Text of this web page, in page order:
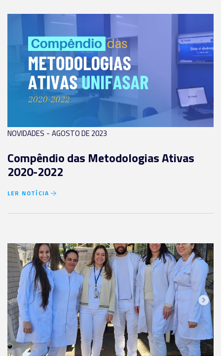
NOVIDADES - AGOSTO DE 2023
Compêndio das Metodologias Ativas
2020-2022
LER NOTÍCIA